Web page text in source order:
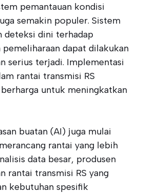
pemantauan kondisi
semakin populer. Sistem
deteksi dini terhadap
pemeliharaan dapat dilakukan
serius terjadi. Implementasi
rantai transmisi RS
untuk meningkatkan
buatan (AI) juga mulai
rantai yang lebih
data besar, produsen
rantai transmisi RS yang
kebutuhan spesifik